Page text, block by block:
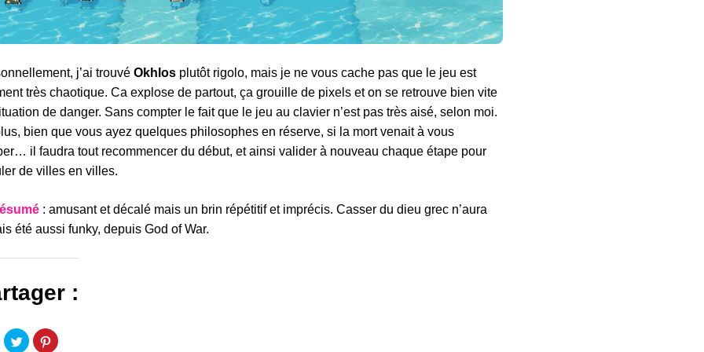
j’ai trouvé Okhlos plutôt rigolo, mais je ne vous cache pas que le jeu est
très chaotique. Ca explose de partout, ça grouille de pixels et on se retrouve bien vite
de danger. Sans compter le fait que le jeu au clavier n’est pas très aisé, selon moi.
bien que vous ayez quelques philosophes en réserve, si la mort venait à vous
il faudra tout recommencer du début, et ainsi valider à nouveau chaque étape pour
de villes en villes.
: amusant et décalé mais un brin répétitif et imprécis. Casser du dieu grec n’aura
été aussi funky, depuis God of War.
:
Cliquez
pour
Cliquez
pour